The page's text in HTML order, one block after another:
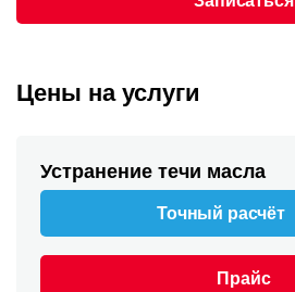
Цены на услуги
Устранение течи масла
Точный расчёт
Прайс